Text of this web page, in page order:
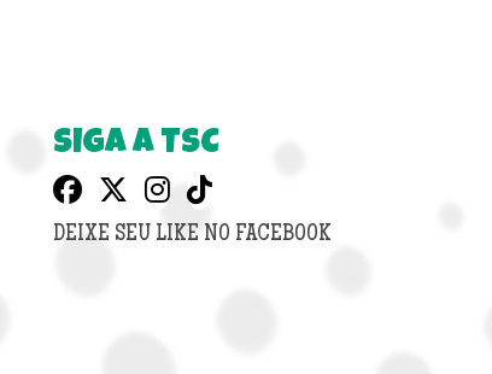
SIGA A TSC
DEIXE SEU LIKE NO FACEBOOK